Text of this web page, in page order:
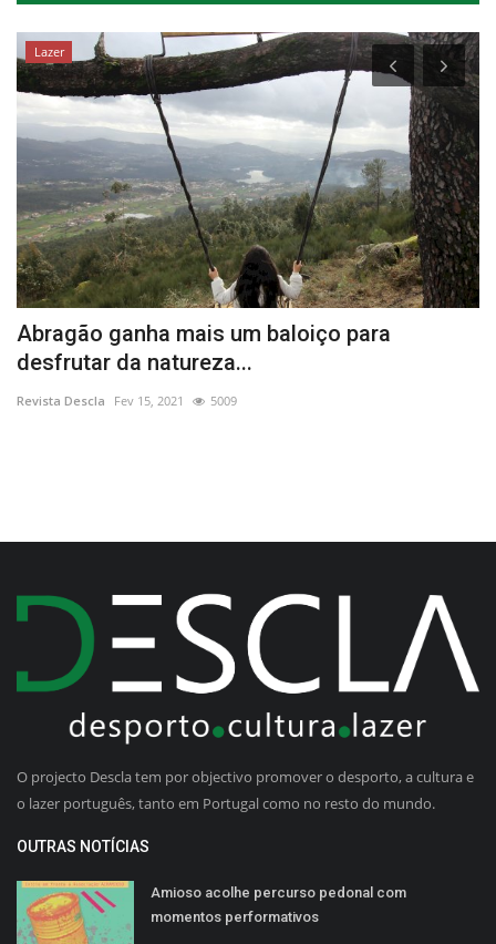
Lazer
Abragão ganha mais um baloiço para
desfrutar da natureza...
Revista Descla Fev 15, 2021 5009
O projecto Descla tem por objectivo promover o desporto, a cultura e
o lazer português, tanto em Portugal como no resto do mundo.
OUTRAS NOTÍCIAS
Amioso acolhe percurso pedonal com
momentos performativos